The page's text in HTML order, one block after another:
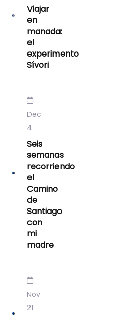
Viajar
en
manada:
el
experimento
Sívori
Dec
4
Seis
semanas
recorriendo
el
Camino
de
Santiago
con
mi
madre
Nov
21